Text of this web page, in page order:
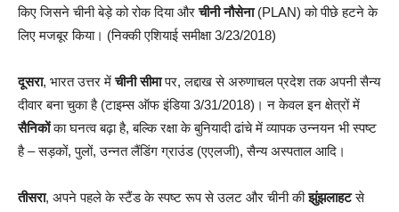
किए जिसने चीनी बेड़े को रोक दिया औरचीनी नौसेना(PLAN) को पीछे हटने के
लिए मजबूर किया। (निक्की एशियाई समीक्षा 3/23/2018)
दूसरा, भारत उत्तर मेंचीनी सीमापर, लद्दाख से अरुणाचल प्रदेश तक अपनी सैन्य
दीवार बना चुका है (टाइम्स ऑफ इंडिया 3/31/2018)। न केवल इन क्षेत्रों में
सैनिकोंका घनत्व बढ़ा है, बल्कि रक्षा के बुनियादी ढांचे में व्यापक उन्नयन भी स्पष्ट
है – सड़कों, पुलों, उन्नत लैंडिंग ग्राउंड (एएलजी), सैन्य अस्पताल आदि।
तीसरा, अपने पहले के स्टैंड के स्पष्ट रूप से उलट और चीनी कीझुंझलाहटसे